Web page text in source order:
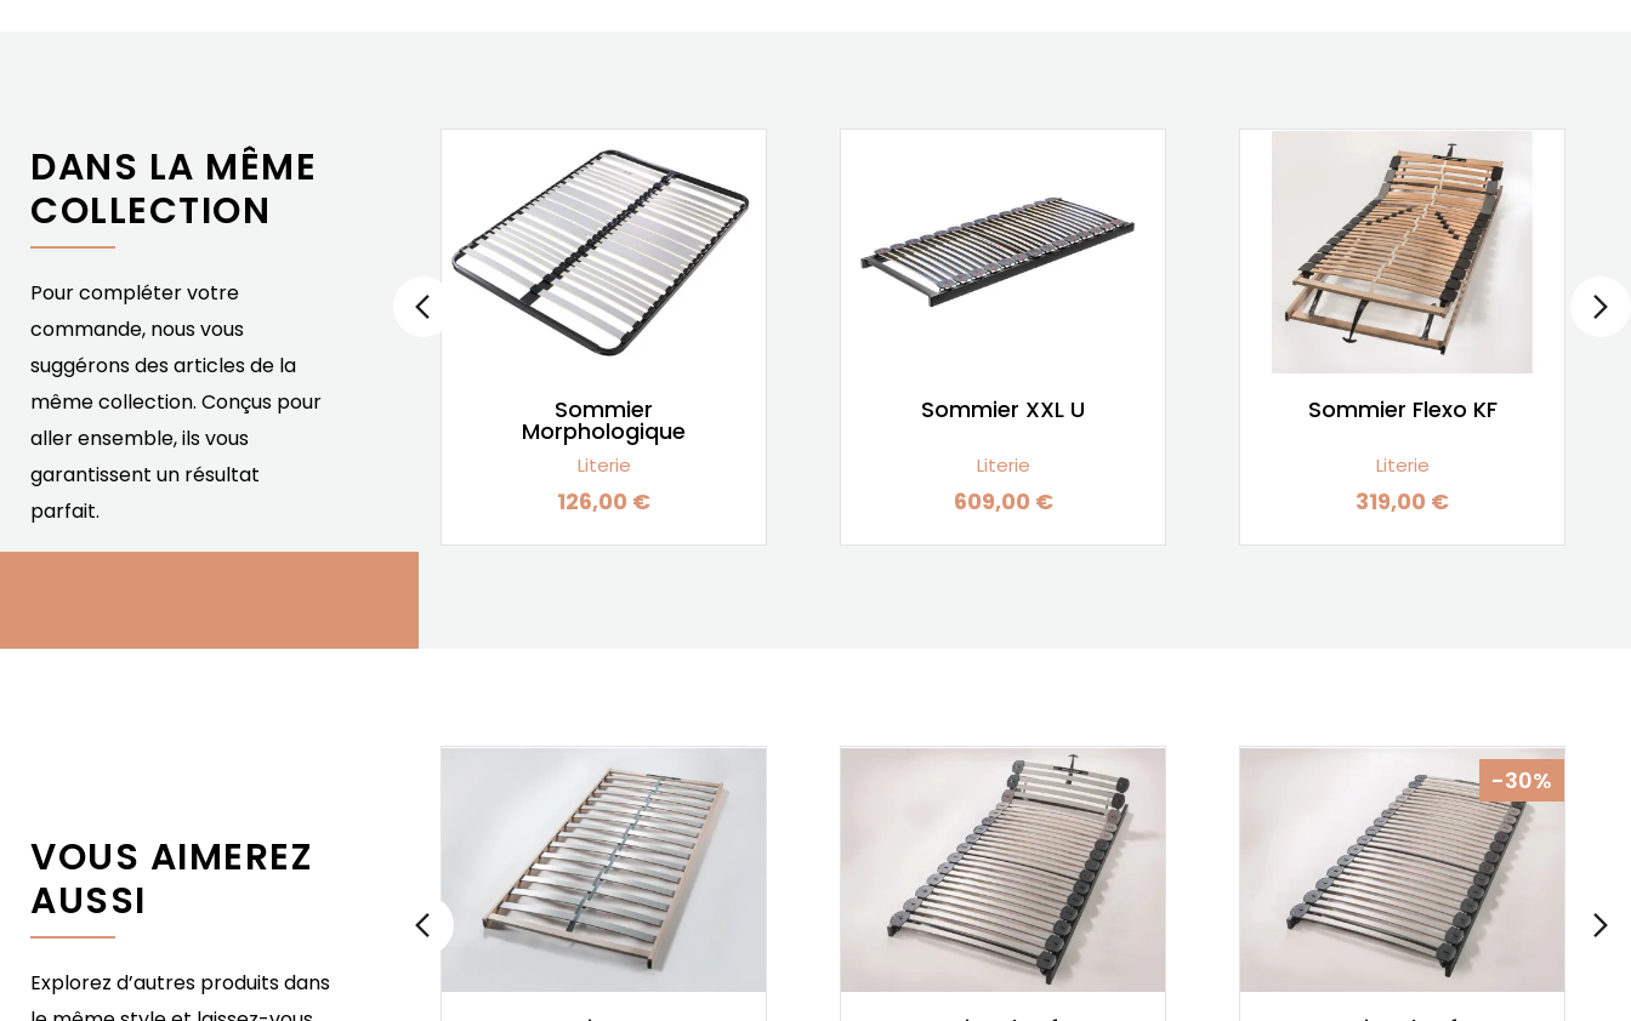
DANS LA MÊME
COLLECTION
Pour compléter votre
commande, nous vous
suggérons des articles de la
même collection. Conçus pour
aller ensemble, ils vous
garantissent un résultat
parfait.
Sommier Ultrafree U
Literie
Sommier
Morphologique
Literie
Prix
126,00 €
Sommier XXL U
Literie
Prix
609,00 €
Sommier Flexo KF
Literie
Prix
319,00 €
VOUS AIMEREZ
AUSSI
Explorez d’autres produits dans
-30%